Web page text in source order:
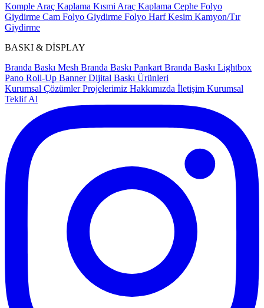
Komple Araç Kaplama Kısmi Araç Kaplama Cephe Folyo
Giydirme Cam Folyo Giydirme Folyo Harf Kesim Kamyon/Tır
Giydirme
BASKI & DİSPLAY
Branda Baskı Mesh Branda Baskı Pankart Branda Baskı Lightbox
Pano Roll-Up BannerDijital Baskı Ürünleri
Kurumsal ÇözümlerProjelerimiz Hakkımızda İletişim Kurumsal
Teklif Al